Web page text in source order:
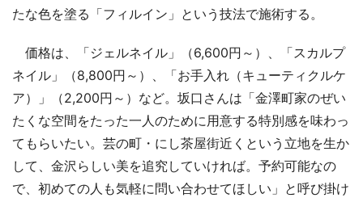
たな色を塗る「フィルイン」という技法で施術する。
価格は、「ジェルネイル」（6,600円～）、「スカルプ
ネイル」（8,800円～）、「お手入れ（キューティクルケ
ア）」（2,200円～）など。坂口さんは「金澤町家のぜい
たくな空間をたった一人のために用意する特別感を味わっ
てもらいたい。芸の町・にし茶屋街近くという立地を生か
して、金沢らしい美を追究していければ。予約可能なの
で、初めての人も気軽に問い合わせてほしい」と呼び掛け